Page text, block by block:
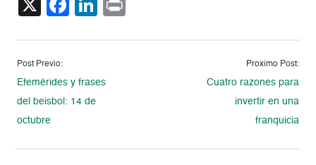
X Facebook
LinkedIn
Post Previo:
Efemérides y frases
del beisbol: 14 de
octubre
Proximo Post:
Cuatro razones para
invertir en una
franquicia